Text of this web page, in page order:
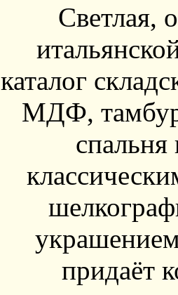
Светлая,
каталог
МДФ,
придаёт